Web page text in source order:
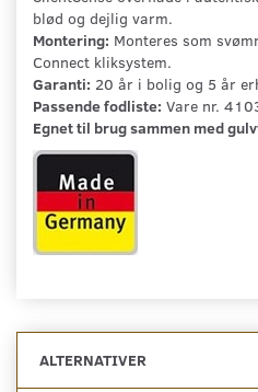
blød og dejlig varm.
Montering: Monteres som
Connect kliksystem.
Garanti: 20 år i bolig og 5 år
Passende fodliste: Vare nr.
Egnet til brug sammen med
ALTERNATIVER